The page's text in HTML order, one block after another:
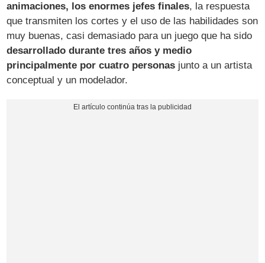
animaciones, los enormes jefes finales, la respuesta
que transmiten los cortes y el uso de las habilidades son
muy buenas, casi demasiado para un juego que ha sido
desarrollado durante tres años y medio
principalmente por cuatro personas junto a un artista
conceptual y un modelador.